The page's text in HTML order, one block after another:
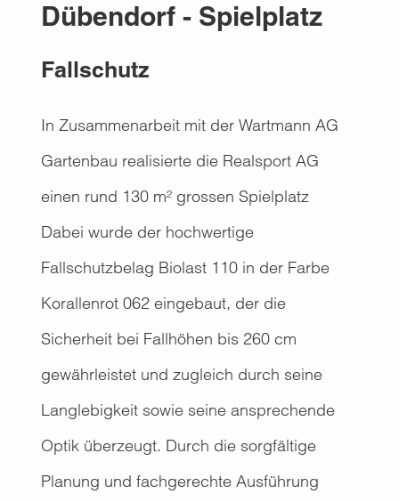
Dübendorf - Spielplatz
Fallschutz
In Zusammenarbeit mit der Wartmann AG
Gartenbau realisierte die Realsport AG
einen rund 130 m² grossen Spielplatz
Dabei wurde der hochwertige
Fallschutzbelag Biolast 110 in der Farbe
Korallenrot 062 eingebaut, der die
Sicherheit bei Fallhöhen bis 260 cm
gewährleistet und zugleich durch seine
Langlebigkeit sowie seine ansprechende
Optik überzeugt. Durch die sorgfältige
Planung und fachgerechte Ausführung